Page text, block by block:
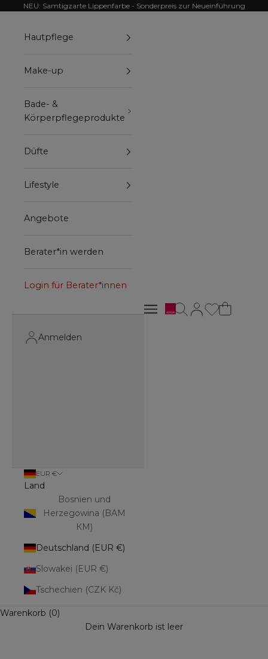
Zum Inhalt springen
NEU: Samtigzarte Lippenfarbe - Sonderpreis zur Neueinführung
Avon
Navigationsmenü öffnen
Suche öffnen
Hautpflege
Make-up
Bade- &
Körperpflegeprodukte
Düfte
Lifestyle
Angebote
Berater*in werden
Login für Berater*innen
Anmelden
EUR €
Land
Bosnien und
Herzegowina (BAM
КМ)
Deutschland (EUR €)
Slowakei (EUR €)
Tschechien (CZK Kč)
Warenkorb (0)
Dein Warenkorb ist leer